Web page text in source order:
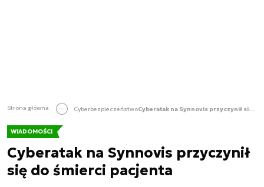
Strona główna Cyberbezpieczeństwo Cyberatak na Synnovis przyczynił się do śmierci pacjenta
WIADOMOŚCI
Cyberatak na Synnovis przyczynił
się do śmierci pacjenta